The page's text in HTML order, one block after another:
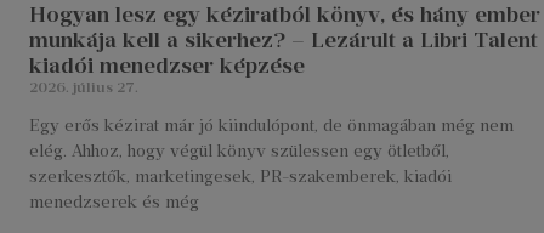
Hogyan lesz egy kéziratból könyv, és hány ember
munkája kell a sikerhez? – Lezárult a Libri Talent
kiadói menedzser képzése
2026. július 27.
Egy erős kézirat már jó kiindulópont, de önmagában még nem
elég. Ahhoz, hogy végül könyv szülessen egy ötletből,
szerkesztők, marketingesek, PR-szakemberek, kiadói
menedzserek és még